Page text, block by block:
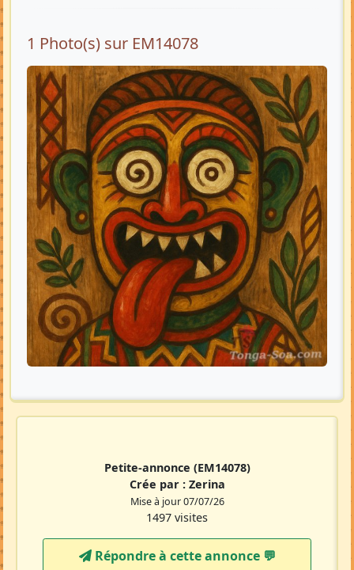
1 Photo(s) sur EM14078
Petite-annonce (EM14078)
Crée par : Zerina
Mise à jour 07/07/26
1497 visites
Répondre à cette annonce 💬​